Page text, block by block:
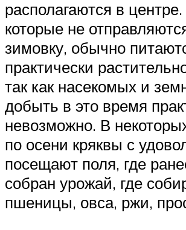
располагаются в
которые не
зимовку, обычно
практически
так как насекомых и
добыть в это время
невозможно. В
по осени кряквы с
посещают поля, где
собран урожай, где
пшеницы, овса, ржи,